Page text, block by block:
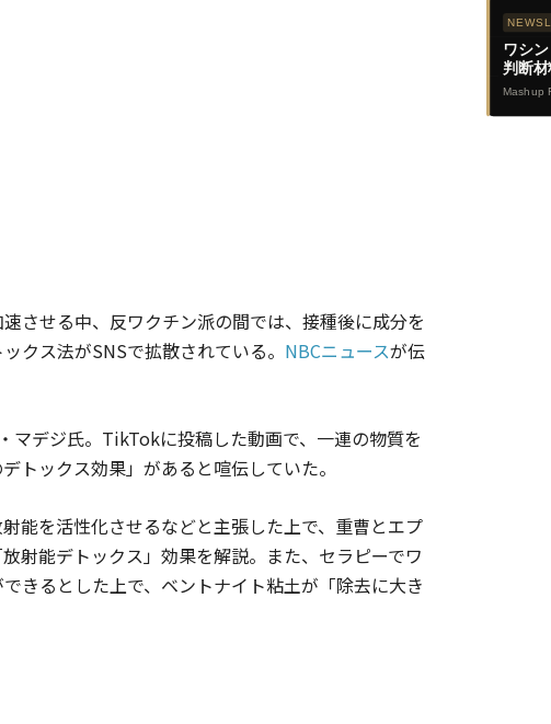
させる中、反ワクチン派の間では、接種後に成分を
クス法がSNSで拡散されている。 NBCニュースが伝
マデジ氏。TikTokに投稿した動画で、一連の物質を
トックス効果」があると喧伝していた。
能を活性化させるなどと主張した上で、重曹とエプ
射能デトックス」効果を解説。また、セラピーでワ
きるとした上で、ベントナイト粘土が「除去に大き
ワシン
判断材
Mashup